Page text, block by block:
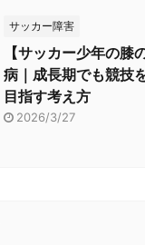
サッカー障害
【サッカー少年の膝
病｜成長期でも競技
目指す考え方
2026/3/27